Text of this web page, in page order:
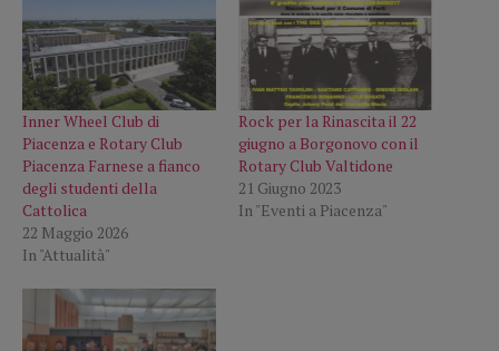
Inner Wheel Club di
Piacenza e Rotary Club
Piacenza Farnese a fianco
degli studenti della
Cattolica
22 Maggio 2026
In "Attualità"
Rock per la Rinascita il 22
giugno a Borgonovo con il
Rotary Club Valtidone
21 Giugno 2023
In "Eventi a Piacenza"